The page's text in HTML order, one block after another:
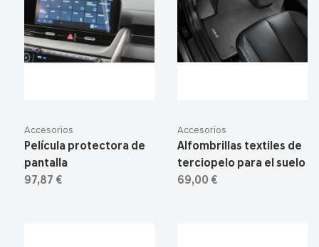
Accesorios
Película protectora de
pantalla
97,87 €
Accesorios
Alfombrillas textiles de
terciopelo para el suelo
69,00 €